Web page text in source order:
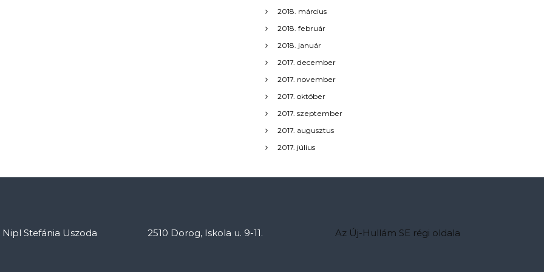
2018. március
2018. február
2018. január
2017. december
2017. november
2017. október
2017. szeptember
2017. augusztus
2017. július
Nipl Stefánia Uszoda 2510 Dorog, Iskola u. 9-11. Az Új-Hullám SE régi oldala